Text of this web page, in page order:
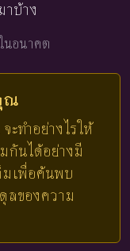
บ้าง
นอนาคต
ณ
ทำอย่างไรให้
กันได้อย่างมี
เพื่อค้นพบ
ของความ